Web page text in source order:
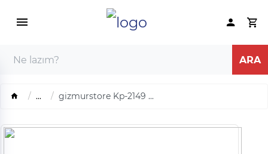
... gizmurstore Kp-2149 ...